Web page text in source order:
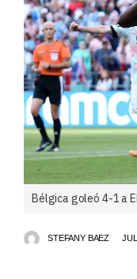
Bélgica goleó 4-1 a
STEFANY BAEZ